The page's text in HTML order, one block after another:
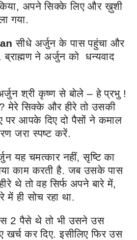
अपने सिक्के लिए और ख़ुशी
गया.
सीधे अर्जुन के पास पहुंचा और
ब्राह्मण ने अर्जुन को धन्यवाद
श्री कृष्ण से बोले – हे प्रभु !
मेरे सिक्के और हीरे तो उसकी
पर आपके दिए दो पैसों ने कमाल
जरा स्पष्ट करें.
यह चमत्कार नहीं, सृष्टि का
काम करती है. जब उसके पास
थे तो वह सिर्फ अपने बारे में,
ही सोच रहा था.
2 पैसे थे तो भी उसने उस
कर दिए. इसीलिए फिर उस